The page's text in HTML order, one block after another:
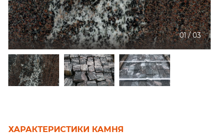
01/03
ХАРАКТЕРИСТИКИ КАМНЯ